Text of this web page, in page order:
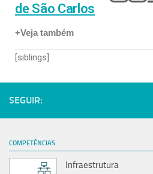
de São Carlos
+Veja também
[siblings]
SEGUIR:
COMPETÊNCIAS
Infraestrutura